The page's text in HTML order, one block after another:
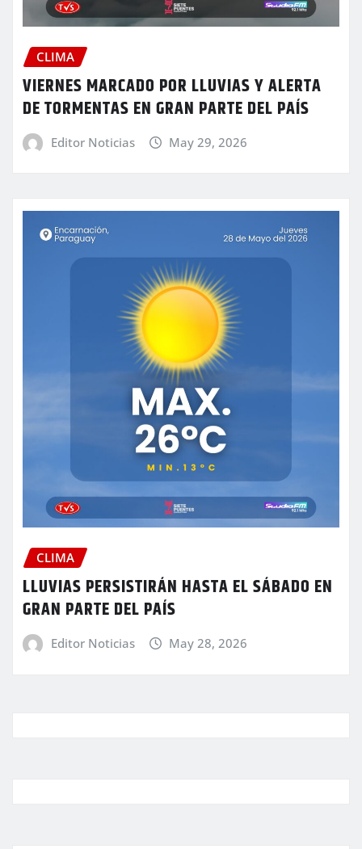
CLIMA
VIERNES MARCADO POR LLUVIAS Y ALERTA
DE TORMENTAS EN GRAN PARTE DEL PAÍS
Editor Noticias May 29, 2026
CLIMA
LLUVIAS PERSISTIRÁN HASTA EL SÁBADO EN
GRAN PARTE DEL PAÍS
Editor Noticias May 28, 2026